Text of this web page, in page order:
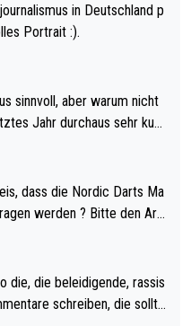
in Deutschland p
Portrait :).
sinnvoll, aber warum nicht
Qualifikation des Weltmei
war bei Archie Self letzt
Weltmeister durch
Mitchel sich das (in Ve
die PDC-WM als Zi
werden ? Bitte den Arti
die, die beleidigende, rassis
schreiben, die sollte